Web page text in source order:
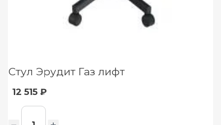
Стул Эрудит Газ лифт
12 515 ₽